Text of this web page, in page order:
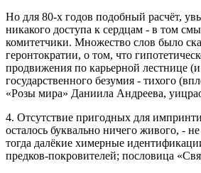
Но для 80‑х годов подобный расчёт,
никакого доступа к сердцам - в том
комитетчики. Множество слов было
геронтократии, о том, что
продвижения по карьерной лестнице
государственного безумия - тихого
«Розы мира» Даниила Андреева,
4. Отсутствие пригодных для
осталось буквально ничего живого, -
тогда далёкие химерные
предков-покровителей; пословица